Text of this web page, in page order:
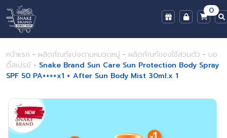
0
หน้าแรก - ผลิตภัณฑ์แบ่งตามหมวดหมู่ - ผลิตภัณฑ์ของใช้ส่วนตัว - บอ
ดี้สเปรย์ - Snake Brand Sun Care Sun Protection Body Spray
SPF 50 PA++++x1 + After Sun Body Mist 30ml.x 1